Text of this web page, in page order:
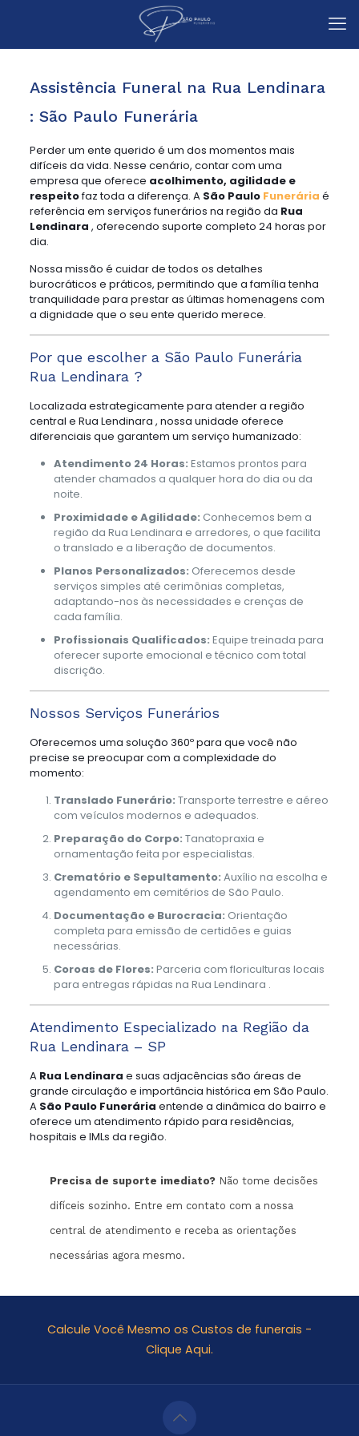
Assistência Funeral na Rua Lendinara
: São Paulo Funerária
Perder um ente querido é um dos momentos mais
difíceis da vida. Nesse cenário, contar com uma
empresa que oferece acolhimento, agilidade e
respeitofaz toda a diferença. A São Paulo Funerária é
referência em serviços funerários na região da Rua
Lendinara , oferecendo suporte completo 24 horas por
dia.
Nossa missão é cuidar de todos os detalhes
burocráticos e práticos, permitindo que a família tenha
tranquilidade para prestar as últimas homenagens com
a dignidade que o seu ente querido merece.
Por que escolher a São Paulo Funerária
Rua Lendinara ?
Localizada estrategicamente para atender a região
central e Rua Lendinara , nossa unidade oferece
diferenciais que garantem um serviço humanizado:
Atendimento 24 Horas: Estamos prontos para
atender chamados a qualquer hora do dia ou da
noite.
Proximidade e Agilidade: Conhecemos bem a
região da Rua Lendinara e arredores, o que facilita
o translado e a liberação de documentos.
Planos Personalizados: Oferecemos desde
serviços simples até cerimônias completas,
adaptando-nos às necessidades e crenças de
cada família.
Profissionais Qualificados: Equipe treinada para
oferecer suporte emocional e técnico com total
discrição.
Nossos Serviços Funerários
Oferecemos uma solução 360º para que você não
precise se preocupar com a complexidade do
momento:
Translado Funerário: Transporte terrestre e aéreo
com veículos modernos e adequados.
Preparação do Corpo: Tanatopraxia e
ornamentação feita por especialistas.
Crematório e Sepultamento: Auxílio na escolha e
agendamento em cemitérios de São Paulo.
Documentação e Burocracia: Orientação
completa para emissão de certidões e guias
necessárias.
Coroas de Flores: Parceria com floriculturas locais
para entregas rápidas na Rua Lendinara .
Atendimento Especializado na Região da
Rua Lendinara – SP
A Rua Lendinara e suas adjacências são áreas de
grande circulação e importância histórica em São Paulo.
A São Paulo Funerária entende a dinâmica do bairro e
oferece um atendimento rápido para residências,
hospitais e IMLs da região.
Precisa de suporte imediato?Não tome decisões
difíceis sozinho. Entre em contato com a nossa
central de atendimento e receba as orientações
necessárias agora mesmo.
Calcule Você Mesmo os Custos de funerais -
Clique Aqui.